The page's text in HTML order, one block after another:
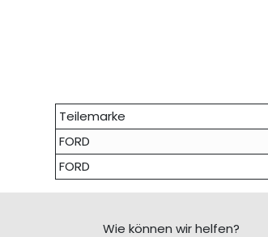
Teilemarke
FORD
FORD
Wie können wir helfen?